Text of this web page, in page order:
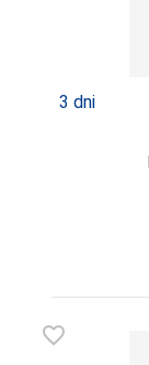
3 dni
favorite_border